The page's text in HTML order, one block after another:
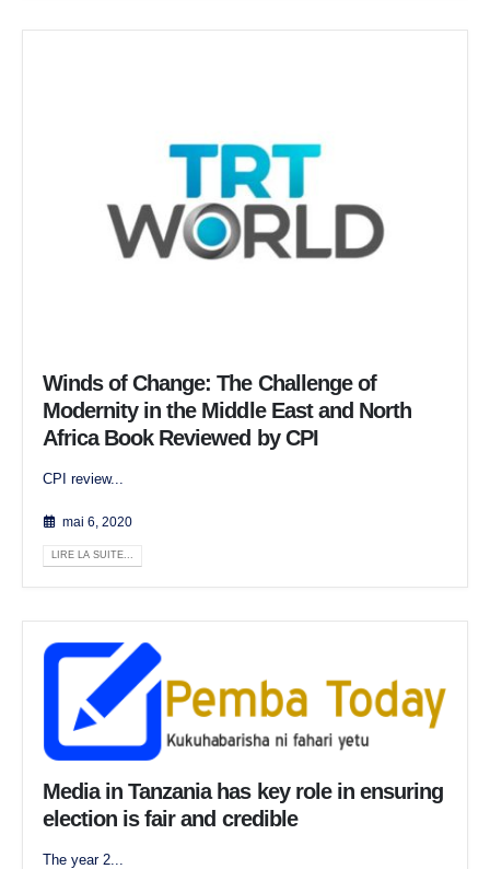
Winds of Change: The Challenge of
Modernity in the Middle East and North
Africa Book Reviewed by CPI
CPI review...
mai 6, 2020
LIRE LA SUITE...
Media in Tanzania has key role in ensuring
election is fair and credible
The year 2...